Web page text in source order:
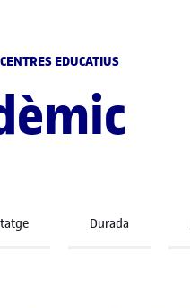
EDUCATIUS
Durada